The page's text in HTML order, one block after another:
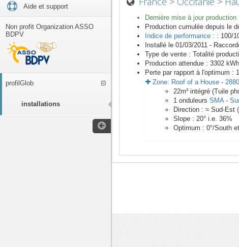
Aide et support
Non profit Organization ASSO
BDPV
profilGlob
installations
Dernière mise à jour production
Production cumulée depuis le
Indice de performance : : 100/
Installé le 01/03/2011 -
Type de vente : Totalité
Production attendue : 3302
Perte par rapport à l'optimum :
Zone: Roof of a House - 2880
22m² intégré (Tuile
1 onduleurs SMA-
Direction : ≈ Sud-Est (
Slope : 20° i.e. 36%
Optimum : 0°/South